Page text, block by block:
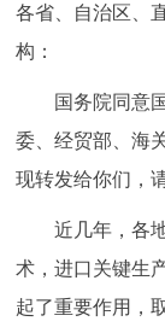
各省、自治区、
构：
国务院同意国
委、经贸部、海
现转发给你们，
近几年，各地
术，进口关键生
起了重要作用，